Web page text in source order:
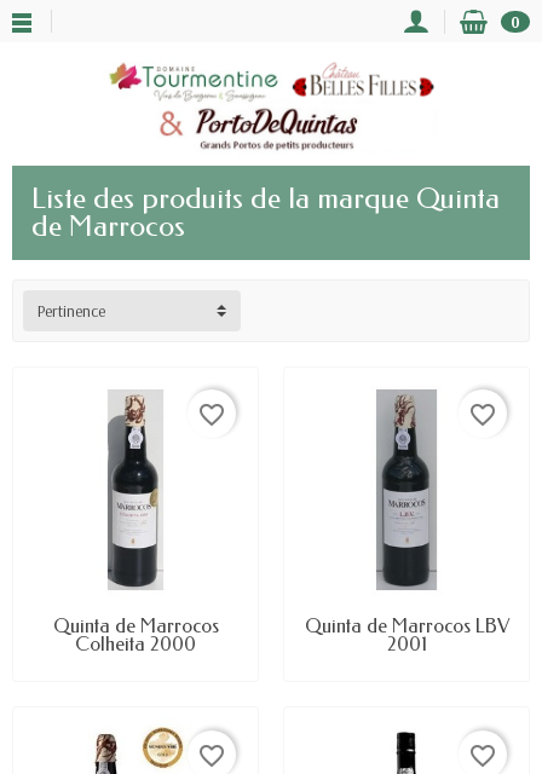
0
Liste des produits de la marque Quinta
de Marrocos
Pertinence
favorite_border
Quinta de Marrocos
Colheita 2000
favorite_border
Quinta de Marrocos LBV
2001
favorite_border favorite_border